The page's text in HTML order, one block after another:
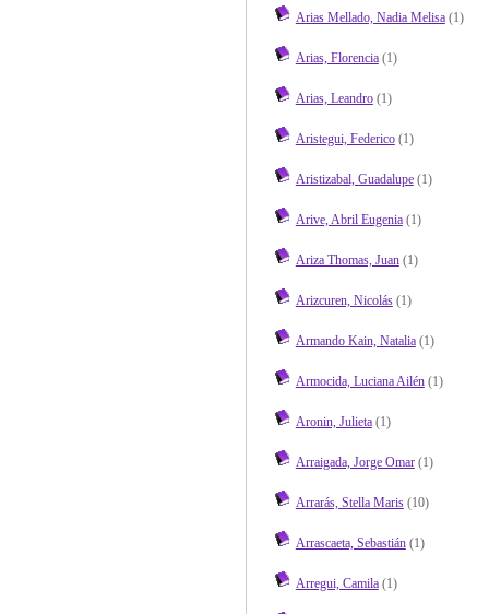
Arias Mellado, Nadia Melisa(1)
Arias, Florencia(1)
Arias, Leandro(1)
Aristegui, Federico(1)
Aristizabal, Guadalupe(1)
Arive, Abril Eugenia(1)
Ariza Thomas, Juan(1)
Arizcuren, Nicolás(1)
Armando Kain, Natalia(1)
Armocida, Luciana Ailén(1)
Aronin, Julieta(1)
Arraigada, Jorge Omar(1)
Arrarás, Stella Maris(10)
Arrascaeta, Sebastián(1)
Arregui, Camila(1)